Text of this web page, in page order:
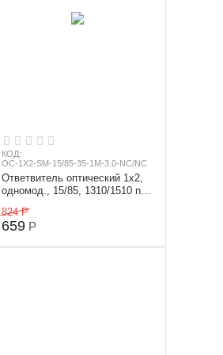
КОД:
OC-1X2-SM-15/85-35-1M-3.0-NC/NC
Ответвитель оптический 1х2,
одномод., 15/85, 1310/1510 nm,
824 Р
659 Р